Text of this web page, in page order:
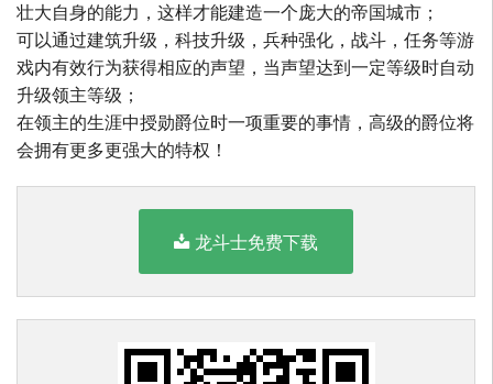
壮大自身的能力，这样才能建造一个庞大的帝国城市；
可以通过建筑升级，科技升级，兵种强化，战斗，任务等游
戏内有效行为获得相应的声望，当声望达到一定等级时自动
升级领主等级；
在领主的生涯中授勋爵位时一项重要的事情，高级的爵位将
会拥有更多更强大的特权！
龙斗士免费下载